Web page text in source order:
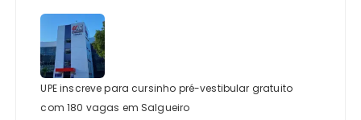
UPE inscreve para cursinho pré-vestibular gratuito
com 180 vagas em Salgueiro